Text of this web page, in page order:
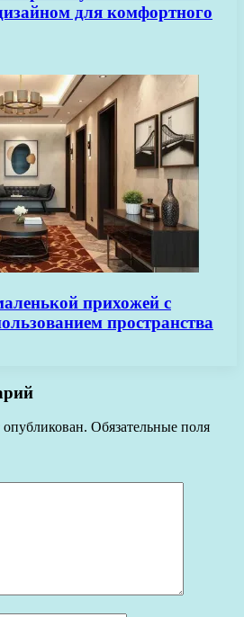
для комфортного
прихожей с
пространства
Обязательные поля